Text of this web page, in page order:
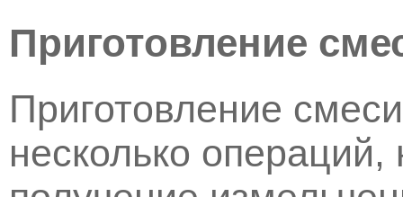
Приготовление
Приготовление
несколько